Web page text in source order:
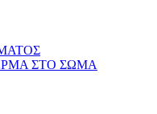
ΣΤΟ ΣΩΜΑ